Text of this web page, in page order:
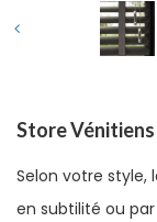
Store
Selon votre style,
en subtilité ou